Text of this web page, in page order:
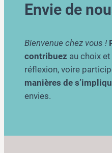
Envie de
Bienvenue chez vous !
contribuez au choix
réflexion, voire
manières de
envies.